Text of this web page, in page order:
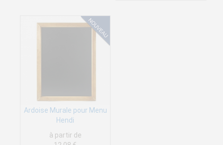
Ardoise Murale pour Menu
Hendi
à partir de